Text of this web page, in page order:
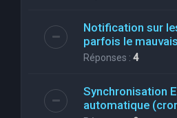
Notification sur
parfois le
Réponses : 4
Synchronisation
automatique